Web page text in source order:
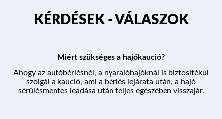
KÉRDÉSEK - VÁLASZOK
Miért szükséges a hajókaució?
Ahogy az autóbérlésnél, a nyaralóhajóknál is biztosítékul
szolgál a kaució, ami a bérlés lejárata után, a hajó
sérülésmentes leadása után teljes egészében visszajár.